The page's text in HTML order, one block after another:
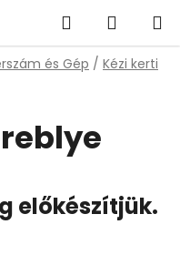
KeresésKOSÁR
és Gép / Kézi kerti
előkészítjük.